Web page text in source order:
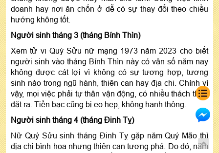
doanh hay nơi ăn chốn ở dễ có sự thay đổi theo chiều
hướng không tốt.
Người sinh tháng 3 (tháng Bính Thìn)
Xem tử vi Quý Sửu nữ mạng 1973 năm 2023 cho biết
người sinh vào tháng Bính Thìn này có vận số năm nay
không được cát lợi vì không có sự tương hợp, tương
sinh nào trong ngũ hành, thiên can hay địa chi. Chính vì
vậy, mọi việc phải tự thân vận động, có nhiều thách thức
đặt ra. Tiền bạc cũng bị eo hẹp, không hanh thông.
Người sinh tháng 4 (tháng Đinh Tỵ)
Nữ Quý Sửu sinh tháng Đinh Tỵ gặp năm Quý Mão thì
địa chi bình hoa nhưng thiên can tương phá. Do đó, năm